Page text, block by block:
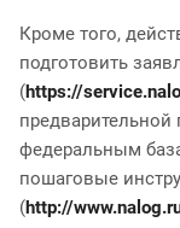
Кроме того,
подготовить
(https://service
федеральным
пошаговые
(http://www.nalo